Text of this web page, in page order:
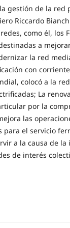
gestión de la red
Riccardo
como él, los
a
la red
con
colocó a la
La
por la
las
para el servicio
a la causa de
de interés